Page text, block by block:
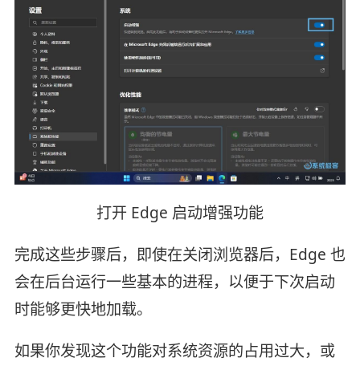
打开 Edge 启动增强功能
完成这些步骤后，即使在关闭浏览器后，Edge 也
会在后台运行一些基本的进程，以便于下次启动
时能够更快地加载。
如果你发现这个功能对系统资源的占用过大，或